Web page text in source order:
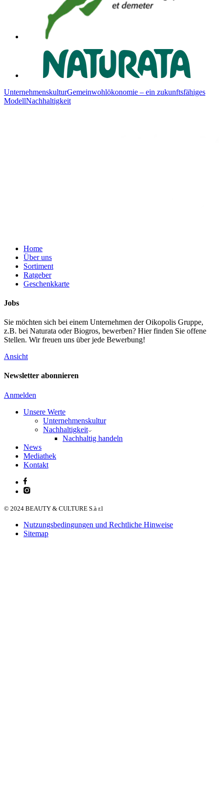
UnternehmenskulturGemeinwohlökonomie – ein zukunftsfähiges
ModellNachhaltigkeit
Home
Über uns
Sortiment
Ratgeber
Geschenkkarte
Jobs
Sie möchten sich bei einem Unternehmen der Oikopolis Gruppe,
z.B. bei Naturata oder Biogros, bewerben? Hier finden Sie offene
Stellen. Wir freuen uns über jede Bewerbung!
Ansicht
Newsletter abonnieren
Anmelden
Unsere Werte
Unternehmenskultur
Nachhaltigkeit
Nachhaltig handeln
News
Mediathek
Kontakt
© 2024 BEAUTY & CULTURE S.à r.l
Nutzungsbedingungen und Rechtliche Hinweise
Sitemap